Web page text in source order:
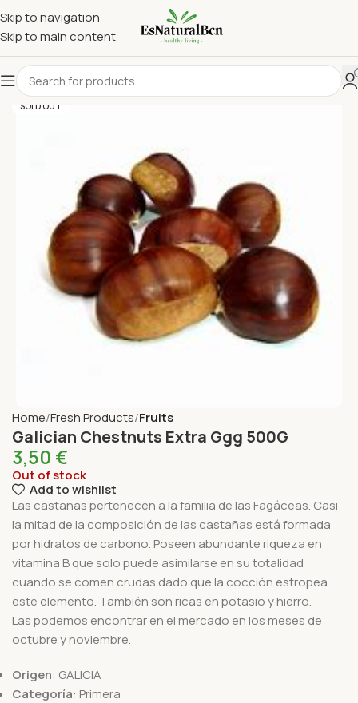
Skip to navigation
Skip to main content
SOLD OUT
Home Fresh Products Fruits
Galician Chestnuts Extra Ggg 500G
3,50 €
Out of stock
Add to wishlist
Las castañas pertenecen a la familia de las Fagáceas. Casi
la mitad de la composición de las castañas está formada
por hidratos de carbono. Poseen abundante riqueza en
vitamina B que solo puede asimilarse en su totalidad
cuando se comen crudas dado que la cocción estropea
este elemento. También son ricas en potasio y hierro.
Las podemos encontrar en el mercado en los meses de
octubre y noviembre.
Origen: GALICIA
Categoría: Primera